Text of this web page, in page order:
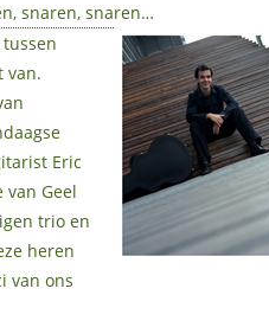
snaren, snaren…
van.
Eric
Geel
trio en
heren
van ons